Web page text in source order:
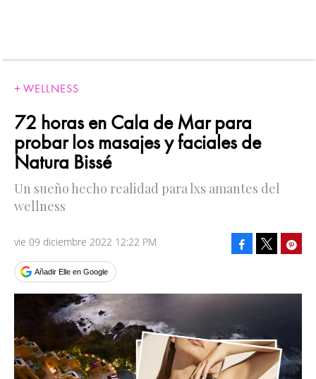
WELLNESS
72 horas en Cala de Mar para
probar los masajes y faciales de
Natura Bissé
Un sueño hecho realidad para lxs amantes del
wellness
vie 09 diciembre 2022 12:22 PM
Añadir Elle en Google
Facebook